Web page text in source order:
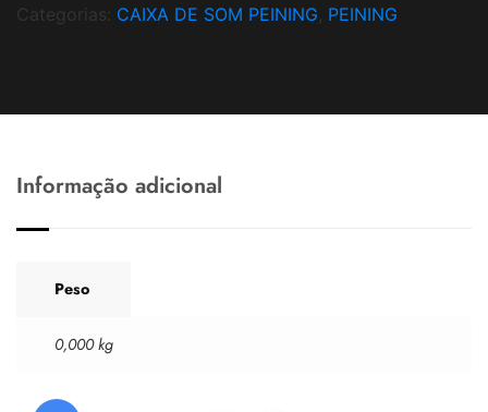
Categorias: CAIXA DE SOM PEINING PEINING
Informação adicional
Peso
0,000 kg